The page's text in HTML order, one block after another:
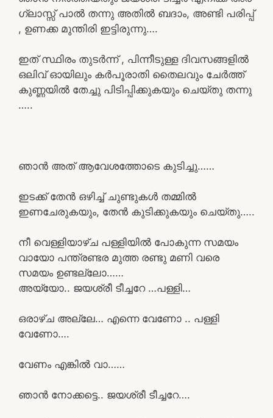
ഗ്ലാസ്സ് പാൽ തന്നു അതിൽ ബദാം, അണ്ടി പരിപ്പ്
, ഉണക്ക മുന്തിരി ഇട്ടിരുന്നു….
ഇത് സ്ഥിരം തുടർന്ന് , പിന്നീടുള്ള ദിവസങ്ങളിൽ
ഒലിവ് ഓയിലും കർപൂരാതി തൈലവും ചേർത്ത്
കുണ്ണയിൽ തേച്ചു പിടിപ്പിക്കുകയും ചെയ്തു തന്നു
…..
ഞാൻ അത് ആവേശത്തോടെ കുടിച്ചു……
ഇടക്ക് തേൻ ഒഴിച്ച് ചുണ്ടുകൾ തമ്മിൽ
ഇണചേരുകയും, തേൻ കുടിക്കുകയും ചെയ്തു…..
നീ വെള്ളിയാഴ്ച പള്ളിയിൽ പോകുന്ന സമയം
വായോ പന്ത്രണ്ടര മുത്ത രണ്ടു മണി വരെ
സമയം ഉണ്ടല്ലോ……
അയ്യോ.. ജയശ്രീ ടീച്ചറേ …പള്ളി…
ഒരാഴ്ച അല്ലേ… എന്നെ വേണോ .. പള്ളി
വേണോ….
വേണം എങ്കിൽ വാ……
ഞാൻ നോക്കട്ടെ.. ജയശ്രീ ടീച്ചറേ….